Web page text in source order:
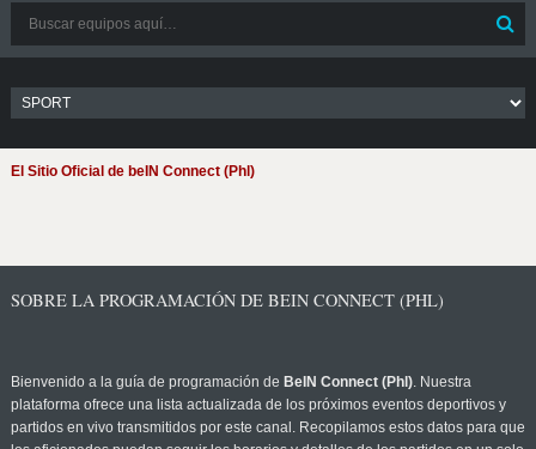
El Sitio Oficial de beIN Connect (Phl)
SOBRE LA PROGRAMACIÓN DE BEIN CONNECT (PHL)
Bienvenido a la guía de programación de BeIN Connect (Phl). Nuestra
plataforma ofrece una lista actualizada de los próximos eventos deportivos y
partidos en vivo transmitidos por este canal. Recopilamos estos datos para que